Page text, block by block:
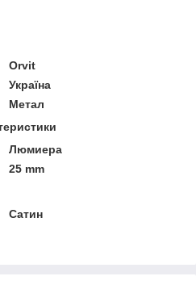
Orvit
Україна
Метал
Люмиера
25 mm
Сатин